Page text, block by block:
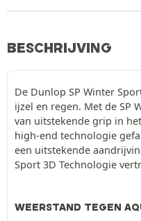
BESCHRIJVING
De Dunlop SP Winter
ijzel en regen. Met de SP
van uitstekende grip in
high-end technologie
een uitstekende
Sport 3D Technologie
WEERSTAND TEGEN